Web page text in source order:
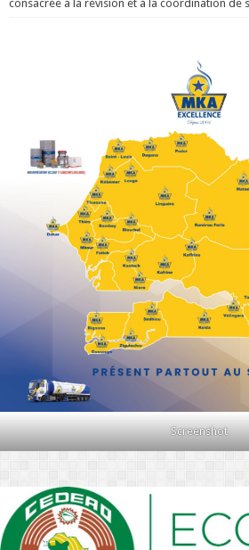
consacrée à la révision et à la coordination de
Screenshot